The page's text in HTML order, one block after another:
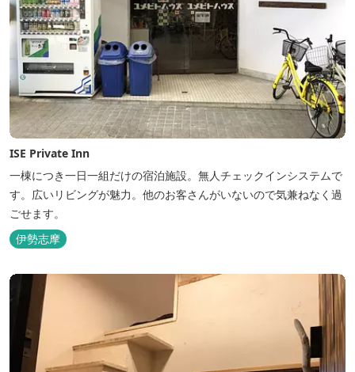
ISE Private Inn
一棟につき一日一組だけの宿泊施設。無人チェックインシステムで
す。広いリビングが魅力。他のお客さんがいないので気兼ねなく過
ごせます。
伊勢志摩